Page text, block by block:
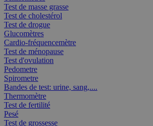
Test de masse grasse
Test de cholestérol
Test de drogue
Glucomètres
Cardio-fréquencemètre
Test de ménopause
Test d'ovulation
Pedometre
Spirometre
Bandes de test: urine, sang,....
Thermomètre
Test de fertilité
Pesé
Test de grossesse